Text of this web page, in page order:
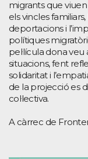
migrants que
els vincles
deportacions i
polítiques
pel·lícula dona
situacions, fent
solidaritat i
de la projecció es
col·lectiva.
A càrrec de